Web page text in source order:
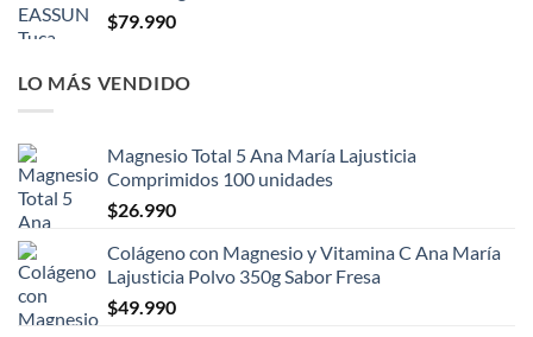
$79.990
LO MÁS VENDIDO
Magnesio Total 5 Ana María Lajusticia
Comprimidos 100 unidades
$26.990
Colágeno con Magnesio y Vitamina C Ana María
Lajusticia Polvo 350g Sabor Fresa
$49.990